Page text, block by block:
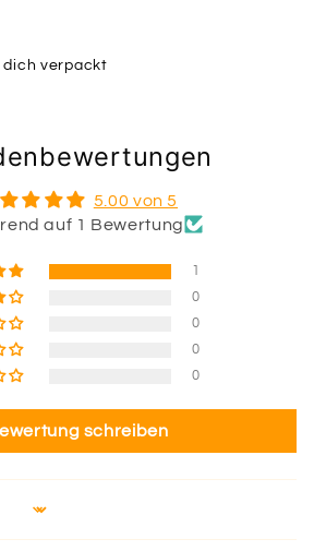
dich verpackt
5.00 von 5
auf 1 Bewertung
0
0
0
0
schreiben